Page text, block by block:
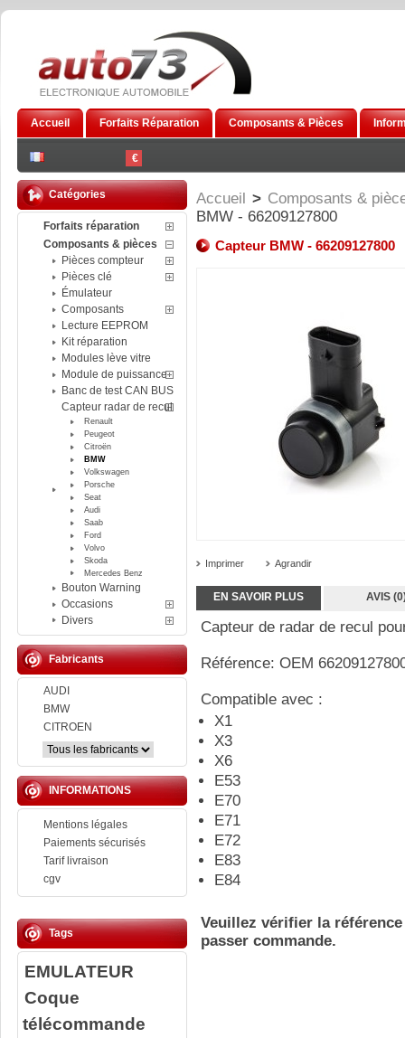
€
Accueil Forfaits Réparation Composants & Pièces
Catégories
Forfaits réparation
Composants & pièces
Pièces compteur
Pièces clé
Émulateur
Composants
Lecture EEPROM
Kit réparation
Modules lève vitre
Module de puissance
Banc de test CAN BUS
Capteur radar de recul
Renault
Peugeot
Citroën
BMW
Volkswagen
Porsche
Seat
Audi
Saab
Ford
Volvo
Skoda
Mercedes Benz
Bouton Warning
Occasions
Divers
Fabricants
AUDI
BMW
CITROEN
INFORMATIONS
Mentions légales
Paiements sécurisés
Tarif livraison
cgv
Tags
EMULATEUR
Coque
télécommande
Accueil > Composants &
BMW - 66209127800
Capteur BMW - 66209127800
Imprimer Agrandir
EN SAVOIR PLUS AVIS
Capteur de radar de recul
Référence: OEM
Compatible avec :
X1
X3
X6
E53
E70
E71
E72
E83
E84
Veuillez vérifier la
passer commande.